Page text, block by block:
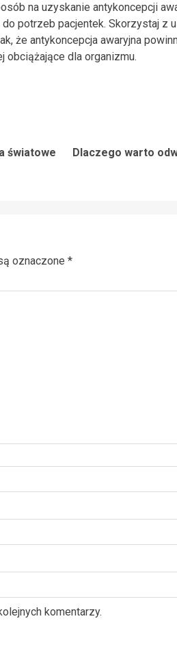
na uzyskanie antykoncepcji
potrzeb pacjentek. Skorzystaj z
że antykoncepcja awaryjna
obciążające dla organizmu.
Previous
światowe
Next
Dlaczego warto
oznaczone *
komentarzy.